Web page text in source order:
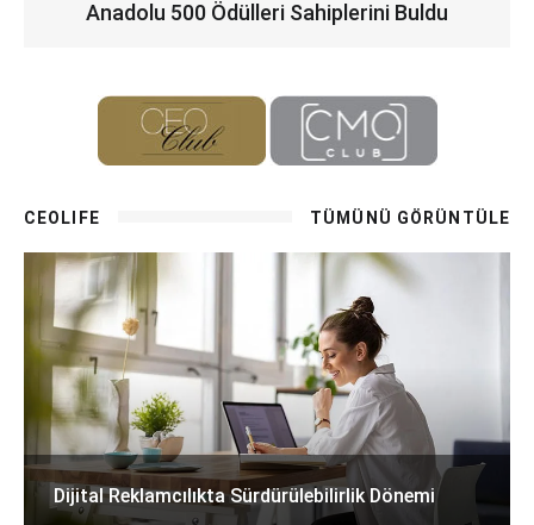
Anadolu 500 Ödülleri Sahiplerini Buldu
CEOLIFE TÜMÜNÜ GÖRÜNTÜLE
Dijital Reklamcılıkta Sürdürülebilirlik Dönemi